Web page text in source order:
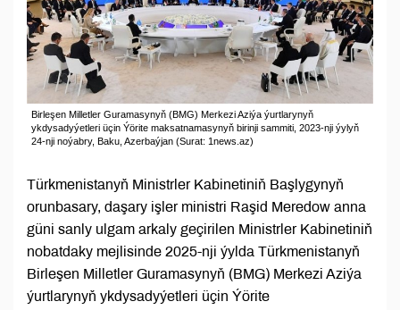
Birleşen Milletler Guramasynyň (BMG) Merkezi Aziýa ýurtlarynyň
ykdysadyýetleri üçin Ýörite maksatnamasynyň birinji sammiti, 2023-nji ýylyň
24-nji noýabry, Baku, Azerbaýjan (Surat: 1news.az)
Türkmenistanyň Ministrler Kabinetiniň Başlygynyň
orunbasary, daşary işler ministri Raşid Meredow anna
güni sanly ulgam arkaly geçirilen Ministrler Kabinetiniň
nobatdaky mejlisinde 2025-nji ýylda Türkmenistanyň
Birleşen Milletler Guramasynyň (BMG) Merkezi Aziýa
ýurtlarynyň ykdysadyýetleri üçin Ýörite